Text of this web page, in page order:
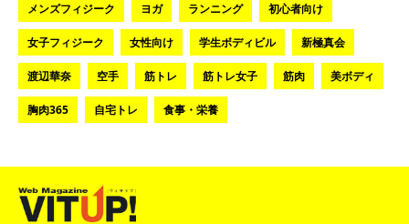
メンズフィジーク ヨガ ランニング 初心者向け
女子フィジーク 女性向け 学生ボディビル 新極真会
渡辺華奈 空手 筋トレ 筋トレ女子 筋肉 美ボディ
胸肉365 自宅トレ 食事・栄養